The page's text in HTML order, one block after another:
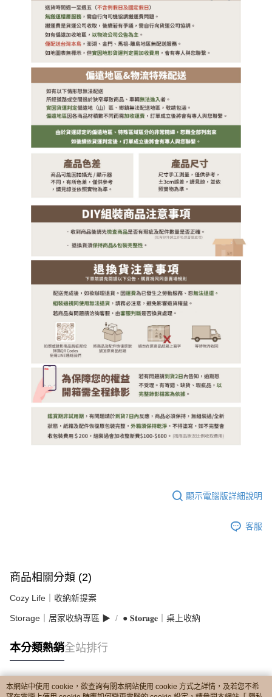
顯示電腦版詳細說明
客服
商品相關分類 (2)
Cozy Life｜收納新提案
Storage｜居家收納專區 ▶︎ ● 𝐒𝐭𝐨𝐫𝐚𝐠𝐞｜桌上收納
本分類熱銷全站排行
熱門標籤
本網站中使用 cookie，欲查詢有關本網站使用 cookie 方式之詳情，及若您不希